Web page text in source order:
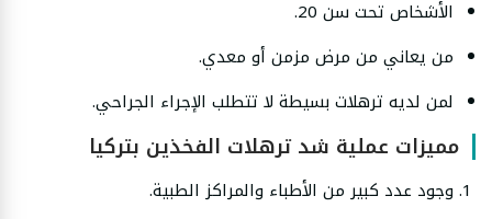
الأشخاص تحت سن 20.
من يعاني من مرض مزمن أو معدي.
لمن لديه ترهلات بسيطة لا تتطلب الإجراء الجراحي.
مميزات عملية شد ترهلات الفخذين بتركيا
وجود عدد كبير من الأطباء والمراكز الطبية.